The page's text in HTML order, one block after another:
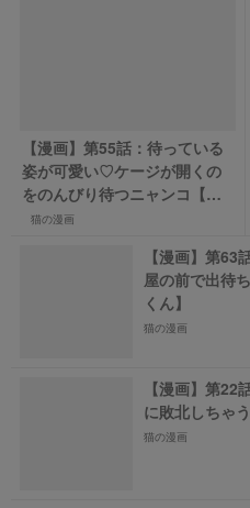
【漫画】第55話：待っている
姿が可愛い♡ケージが開くの
をのんびり待つニャンコ【ま
るくん】
猫の漫画
【漫画】第
屋の前で出待
くん】
猫の漫画
【漫画】第
に敗北しちゃ
猫の漫画